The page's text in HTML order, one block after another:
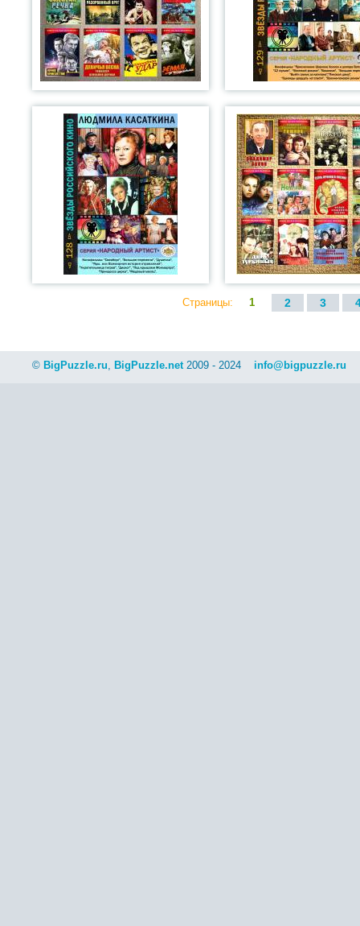
Страницы: 1 2 3
© BigPuzzle.ru, BigPuzzle.net2009 - 2024 info@bigpuzzle.ru